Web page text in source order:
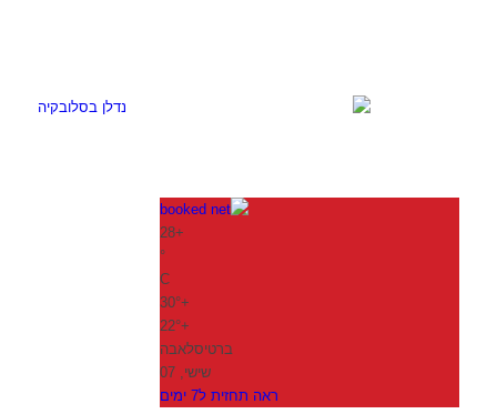
+
28
°
C
+
30°
+
22°
ברטיסלאבה
שישי, 07
ראה תחזית ל7 ימים